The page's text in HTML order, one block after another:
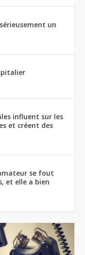
un
influent sur les
et créent des
se fout
et elle a bien